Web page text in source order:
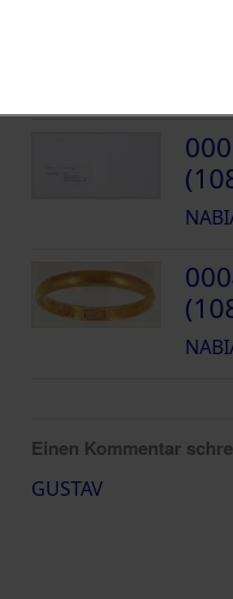
Einen Kommentar
GUSTAV